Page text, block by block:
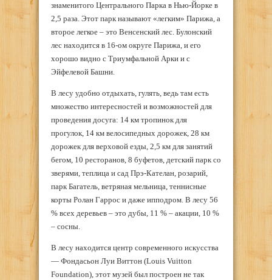
знаменитого Центрального Парка в Нью-Йорке в
2,5 раза. Этот парк называют «легким» Парижа, а
второе легкое – это Венсенский лес. Булонский
лес находится в 16-ом округе Парижа, и его
хорошо видно с Триумфальной Арки и с
Эйфелевой Башни.
В лесу удобно отдыхать, гулять, ведь там есть
множество интересностей и возможностей для
проведения досуга: 14 км тропинок для
прогулок, 14 км велосипедных дорожек, 28 км
дорожек для верховой езды, 2,5 км для занятий
бегом, 10 ресторанов, 8 буфетов, детский парк со
зверями, теплица и сад Прэ-Кателан, розарий,
парк Багатель, ветряная мельница, теннисные
корты Ролан Гаррос и даже ипподром. В лесу 56
% всех деревьев – это дубы, 11 % – акации, 10 %
– сосны.
В лесу находится центр современного искусства
— Фондасьон Луи Виттон (Louis Vuitton
Foundation), этот музей был построен не так